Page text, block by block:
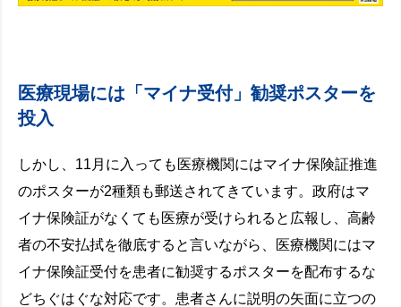
医療現場には「マイナ受付」勧奨ポスターを
投入
しかし、11月に入っても医療機関にはマイナ保険証推進
のポスターが2種類も郵送されてきています。政府はマ
イナ保険証がなくても医療が受けられると広報し、高齢
者の不安払拭を徹底すると言いながら、医療機関にはマ
イナ保険証受付を患者に勧奨するポスターを配布するな
どちぐはぐな対応です。患者さんに説明の矢面に立つの